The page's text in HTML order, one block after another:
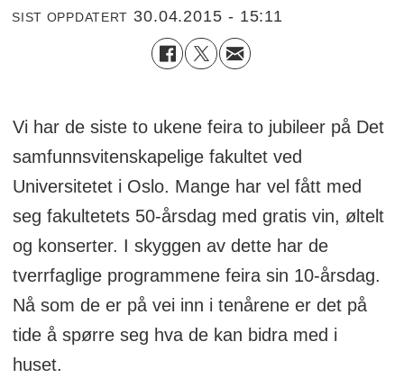
SIST OPPDATERT 30.04.2015 - 15:11
Vi har de siste to ukene feira to jubileer på Det
samfunnsvitenskapelige fakultet ved
Universitetet i Oslo. Mange har vel fått med
seg fakultetets 50-årsdag med gratis vin, øltelt
og konserter. I skyggen av dette har de
tverrfaglige programmene feira sin 10-årsdag.
Nå som de er på vei inn i tenårene er det på
tide å spørre seg hva de kan bidra med i
huset.